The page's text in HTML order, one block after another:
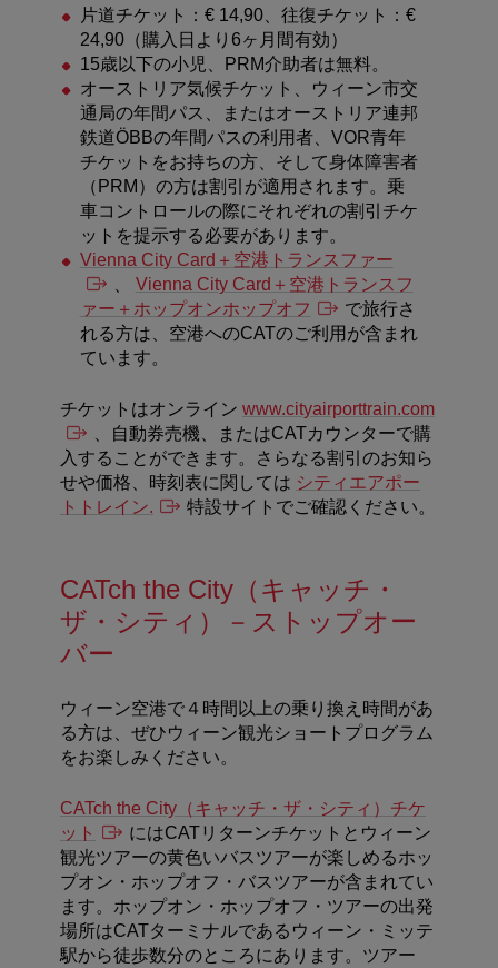
片道チケット：€ 14,90、往復チケット：€
24,90（購入日より6ヶ月間有効）
15歳以下の小児、 PRM介助者は無料。
オーストリア気候チケット、ウィーン市交
通局の年間パス、またはオーストリア連邦
鉄道ÖBBの年間パスの利用者、 VOR青年
チケットをお持ちの方、そして身体障害者
（ PRM ）の方は割引が適用されます。乗
車コントロールの際にそれぞれの割引チケ
ットを提示する必要があります。
Vienna City Card ＋空港トランスファー
Vienna City Card ＋空港トランスフ
ァー＋ホップオンホップオフ
で旅行さ
れる方は、空港へのCATのご利用が含まれ
ています。
チケットはオンライン www.cityairporttrain.com
、自動券売機、またはCATカウンターで購
入することができます。さらなる割引のお知ら
せや価格、時刻表に関しては シティエアポー
トトレイン.
特設サイトでご確認ください。
CATch the City（キャッチ・
ザ・シティ）－ストップオー
バー
ウィーン空港で４時間以上の乗り換え時間があ
る方は、ぜひウィーン観光ショートプログラム
をお楽しみください。
CATch the City（キャッチ・ザ・シティ）チケ
ット
にはCATリターンチケットとウィーン
観光ツアーの黄色いバスツアーが楽しめるホッ
プオン・ホップオフ・バスツアーが含まれてい
ます。ホップオン・ホップオフ・ツアーの出発
場所はCATターミナルであるウィーン・ミッテ
駅から徒歩数分のところにあります。ツアー